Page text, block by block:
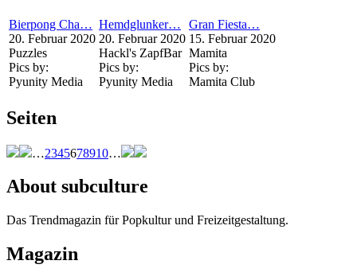
Bierpong Cha…
20. Februar 2020
Puzzles
Pics by:
Pyunity Media
Hemdglunker…
20. Februar 2020
Hackl's ZapfBar
Pics by:
Pyunity Media
Gran Fiesta…
15. Februar 2020
Mamita
Pics by:
Mamita Club
Seiten
…2345678910…
About subculture
Das Trendmagazin für Popkultur und Freizeitgestaltung.
Magazin